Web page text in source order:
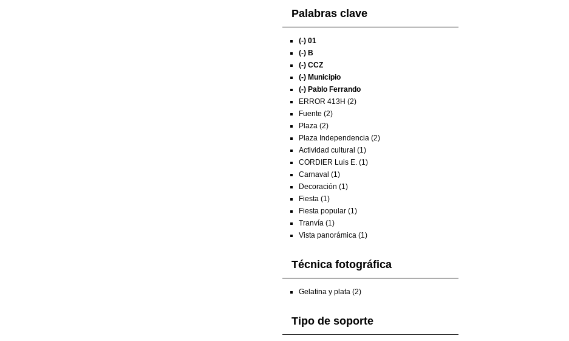
Palabras clave
(-) 01
(-) B
(-) CCZ
(-) Municipio
(-) Pablo Ferrando
ERROR 413H (2)
Fuente (2)
Plaza (2)
Plaza Independencia (2)
Actividad cultural (1)
CORDIER Luis E. (1)
Carnaval (1)
Decoración (1)
Fiesta (1)
Fiesta popular (1)
Tranvía (1)
Vista panorámica (1)
Técnica fotográfica
Gelatina y plata (2)
Tipo de soporte